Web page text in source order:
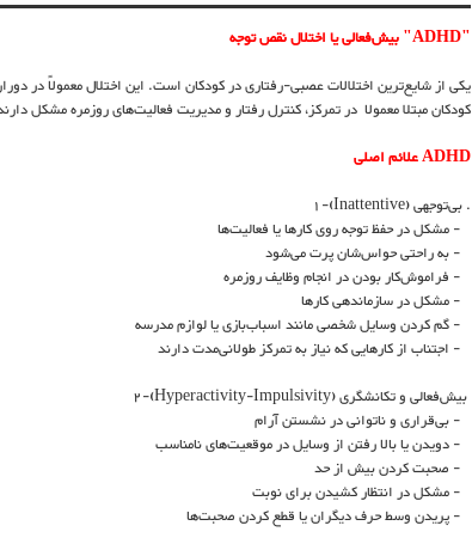
"ADHD" بیش‌فعالی یا اختلال نقص توجه
یکی از شایع‌ترین اختلالات عصبی-رفتاری در کودکان است. این اختلال معمولاً در
کودکان مبتلا معمولا در تمرکز، کنترل رفتار و مدیریت فعالیت‌های روزمره مشکل
ADHD علائم اصلی
. بی‌توجهی (Inattentive)-1
- مشکل در حفظ توجه روی کارها یا فعالیت‌ها
- به راحتی حواس‌شان پرت می‌شود
- فراموش‌کار بودن در انجام وظایف روزمره
- مشکل در سازماندهی کارها
- گم کردن وسایل شخصی مانند اسباب‌بازی یا لوازم مدرسه
- اجتناب از کارهایی که نیاز به تمرکز طولانی‌مدت دارند
بیش‌فعالی و تکانشگری (Hyperactivity-Impulsivity)-2
- بی‌قراری و ناتوانی در نشستن آرام
- دویدن یا بالا رفتن از وسایل در موقعیت‌های نامناسب
- صحبت کردن بیش از حد
- مشکل در انتظار کشیدن برای نوبت
- پریدن وسط حرف دیگران یا قطع کردن صحبت‌ها